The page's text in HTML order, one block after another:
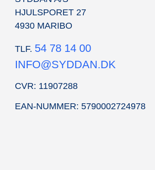
HJULSPORET 27
4930 MARIBO
TLF. 54 78 14 00
INFO@SYDDAN.DK
CVR: 11907288
EAN-NUMMER: 5790002724978